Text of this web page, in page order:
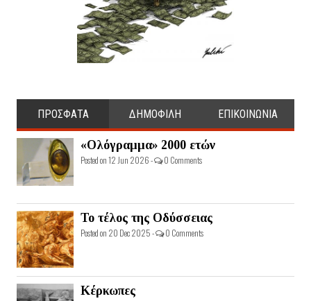
ΠΡΟΣΦΑΤΑ ΔΗΜΟΦΙΛΗ ΕΠΙΚΟΙΝΩΝΙΑ
«Ολόγραμμα» 2000 ετών
Posted on 12 Jun 2026 - 0 Comments
Το τέλος της Οδύσσειας
Posted on 20 Dec 2025 - 0 Comments
Κέρκωπες